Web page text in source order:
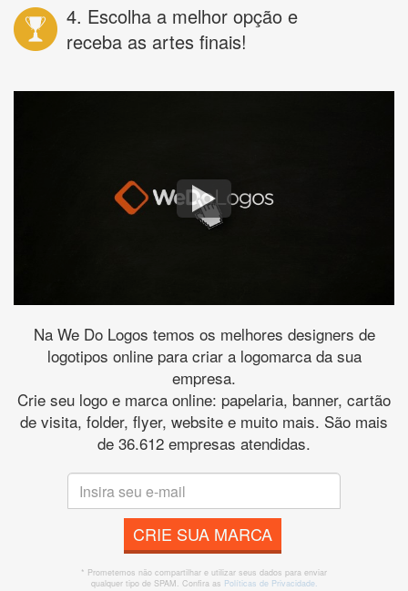
4. Escolha a melhor opção e
receba as artes finais!
Na We Do Logos temos os melhores designers de
logotipos online para criar a logomarca da sua
empresa.
Crie seu logo e marca online: papelaria, banner, cartão
de visita, folder, flyer, website e muito mais. São mais
de 36.612 empresas atendidas.
CRIE SUA MARCA
* Prometemos não compartilhar e utilizar seus dados para enviar
qualquer tipo de SPAM. Confira as Políticas de Privacidade.